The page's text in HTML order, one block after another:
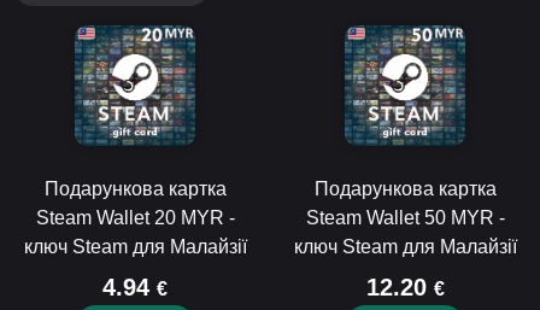
Подарункова картка
Steam Wallet 20 MYR -
ключ Steam для Малайзії
4.94 €
Подарункова картка
Steam Wallet 50 MYR -
ключ Steam для Малайзії
12.20 €